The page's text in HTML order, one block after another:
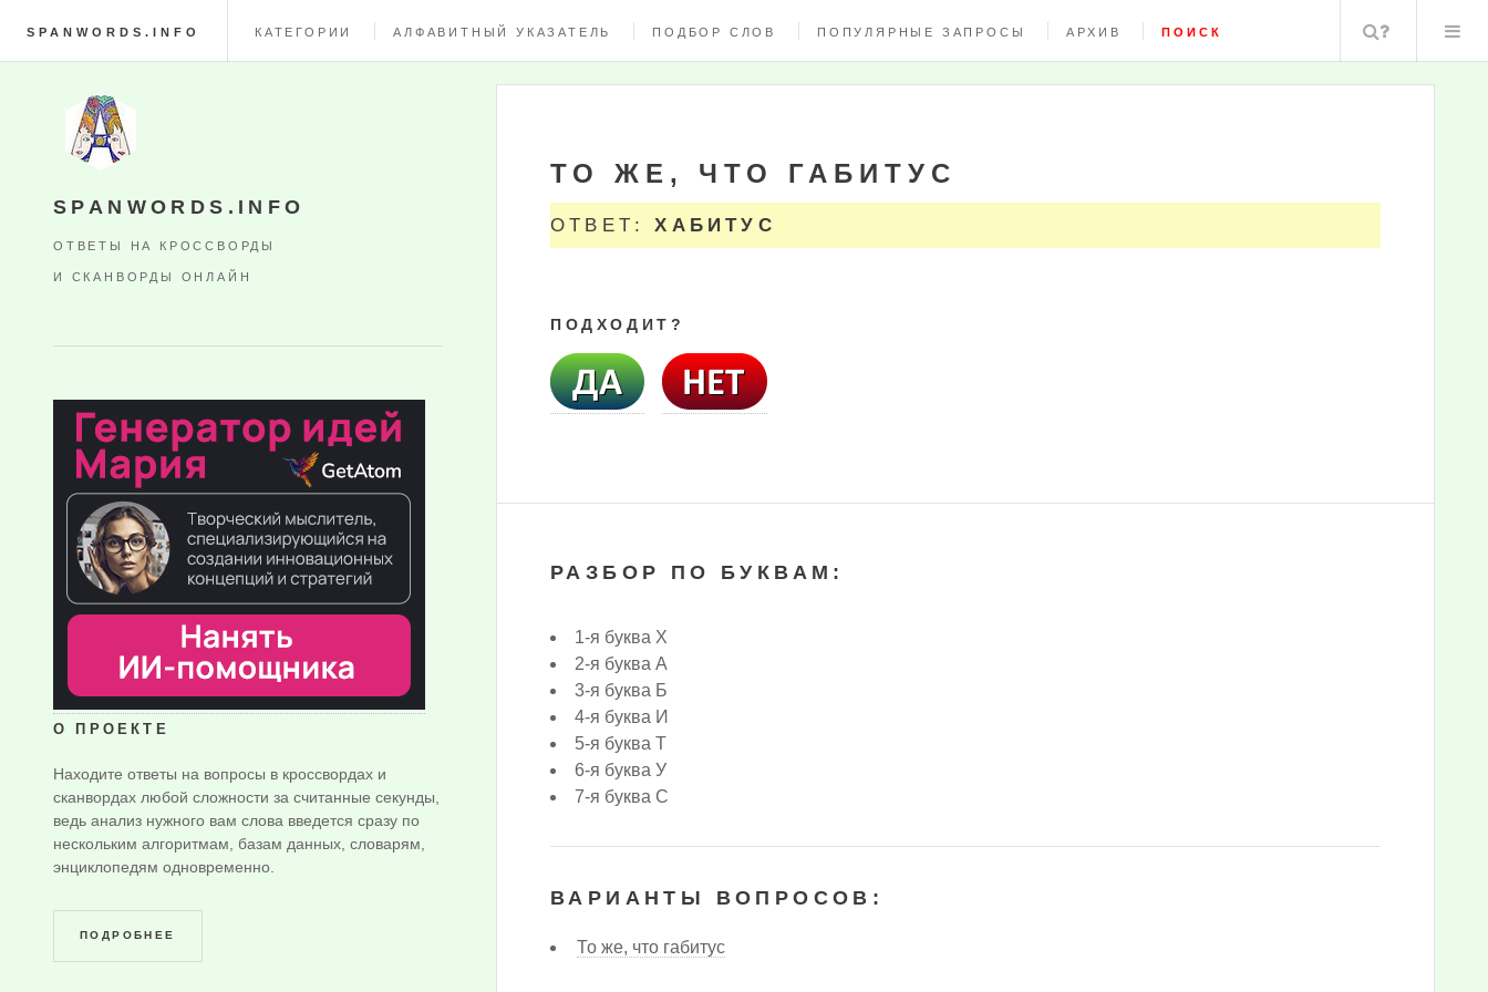
SPANWORDS.INFO КАТЕГОРИИ АЛФАВИТНЫЙ УКАЗАТЕЛЬ ПОДБОР СЛОВ ПОПУЛЯРНЫЕ ЗАПРОСЫ АРХИВ ПОИСК Поиск
ТО ЖЕ, ЧТО ГАБИТУС
ОТВЕТ:ХАБИТУС
ПОДХОДИТ?
РАЗБОР ПО БУКВАМ:
1-я буква Х
2-я буква А
3-я буква Б
4-я буква И
5-я буква Т
6-я буква У
7-я буква С
ВАРИАНТЫ ВОПРОСОВ:
То же, что габитус
SPANWORDS.INFO
ОТВЕТЫ НА КРОССВОРДЫ
И СКАНВОРДЫ ОНЛАЙН
О ПРОЕКТЕ
Находите ответы на вопросы в кроссвордах и
сканвордах любой сложности за считанные секунды,
ведь анализ нужного вам слова введется сразу по
нескольким алгоритмам, базам данных, словарям,
энциклопедям одновременно.
ПОДРОБНЕЕ